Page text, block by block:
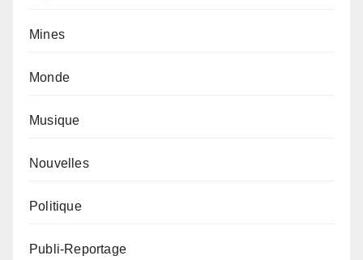
Mines
Monde
Musique
Nouvelles
Politique
Publi-Reportage